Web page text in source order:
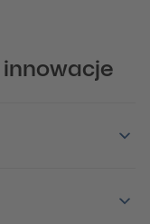
innowacje